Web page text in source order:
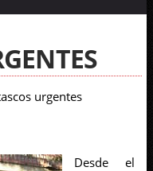
urgentes
Desde el